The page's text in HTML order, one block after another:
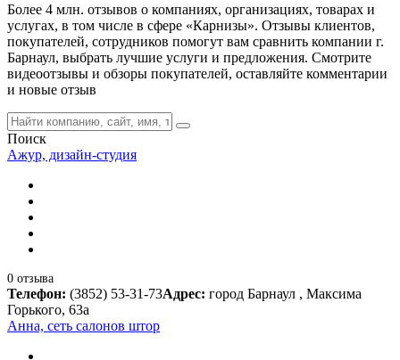
Более 4 млн. отзывов о компаниях, организациях, товарах и
услугах, в том числе в сфере «Карнизы». Отзывы клиентов,
покупателей, сотрудников помогут вам сравнить компании г.
Барнаул, выбрать лучшие услуги и предложения. Смотрите
видеоотзывы и обзоры покупателей, оставляйте комментарии
и новые отзыв
Поиск
Ажур, дизайн-студия
0 отзыва
Телефон: (3852) 53-31-73Адрес: город Барнаул , Максима
Горького, 63а
Анна, сеть салонов штор